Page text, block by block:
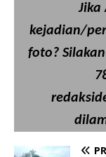
Jika
kejadian/
foto?